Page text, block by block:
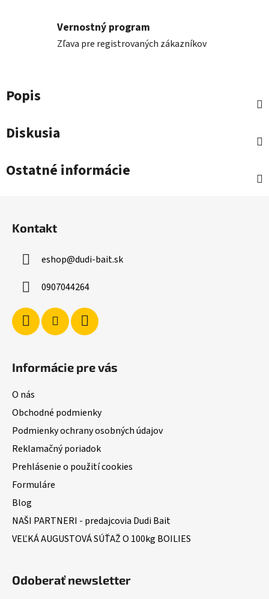
Vernostný program
Zľava pre registrovaných zákazníkov
Popis
Diskusia
Ostatné informácie
Kontakt
eshop@dudi-bait.sk
0907044264
Informácie pre vás
O nás
Obchodné podmienky
Podmienky ochrany osobných údajov
Reklamačný poriadok
Prehlásenie o použití cookies
Formuláre
Blog
NAŠI PARTNERI - predajcovia Dudi Bait
VEĽKÁ AUGUSTOVÁ SÚŤAŽ O 100kg BOILIES
Odoberať newsletter